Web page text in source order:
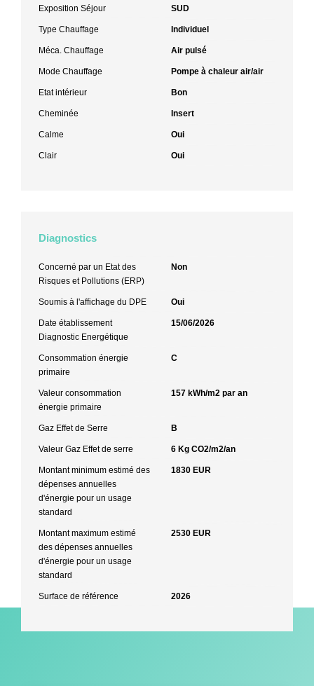
Exposition Séjour SUD
Type Chauffage Individuel
Méca. Chauffage Air pulsé
Mode Chauffage Pompe à chaleur air/air
Etat intérieur Bon
Cheminée Insert
Calme Oui
Clair Oui
Diagnostics
Concerné par un Etat des
Risques et Pollutions (ERP)
Non
Soumis à l'affichage du DPE Oui
Date établissement
Diagnostic Energétique
15/06/2026
Consommation énergie
primaire
C
Valeur consommation
énergie primaire
157 kWh/m2 par an
Gaz Effet de Serre B
Valeur Gaz Effet de serre 6 Kg CO2/m2/an
Montant minimum estimé des
dépenses annuelles
d'énergie pour un usage
standard
1830 EUR
Montant maximum estimé
des dépenses annuelles
d'énergie pour un usage
standard
2530 EUR
Surface de référence 2026